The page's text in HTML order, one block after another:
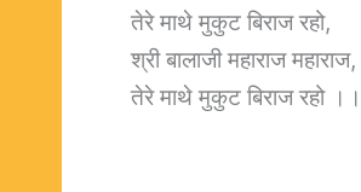
तेरे माथे मुकुट बिराज रहो,
श्री बालाजी महाराज महाराज,
तेरे माथे मुकुट बिराज रहो ।।